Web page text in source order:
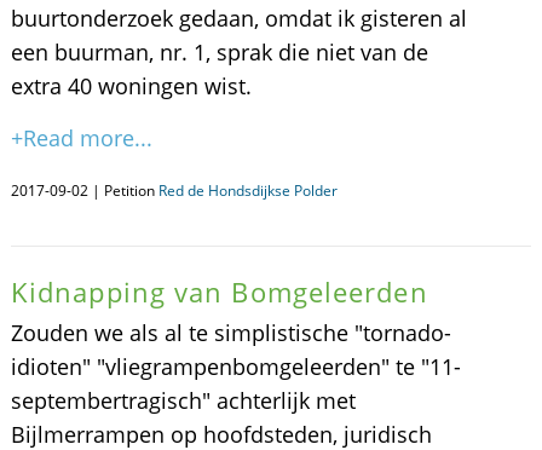
buurtonderzoek gedaan, omdat ik gisteren al
een buurman, nr. 1, sprak die niet van de
extra 40 woningen wist.
+Read more...
2017-09-02 | Petition Red de Hondsdijkse Polder
Kidnapping van Bomgeleerden
Zouden we als al te simplistische "tornado-
idioten" "vliegrampenbomgeleerden" te "11-
septembertragisch" achterlijk met
Bijlmerrampen op hoofdsteden, juridisch